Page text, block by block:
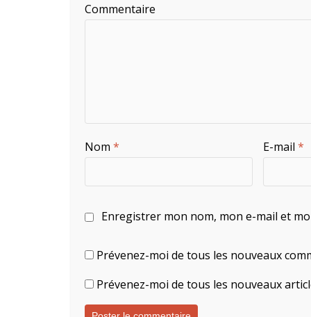
Commentaire
Nom * E-mail *
Enregistrer mon nom, mon e-mail et
Prévenez-moi de tous les nouveaux
Prévenez-moi de tous les nouveaux